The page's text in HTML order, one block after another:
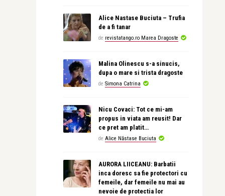
Alice Nastase Buciuta – Trufia
de a fi tanar
de revistatango.ro Marea Dragoste
Malina Olinescu s-a sinucis,
dupa o mare si trista dragoste
de Simona Catrina
Nicu Covaci: Tot ce mi-am
propus in viata am reusit! Dar
ce pret am platit…
de Alice Năstase Buciuta
AURORA LIICEANU: Barbatii
inca doresc sa fie protectori cu
femeile, dar femeile nu mai au
nevoie de protectia lor